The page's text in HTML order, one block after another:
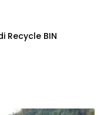
Recycle BIN